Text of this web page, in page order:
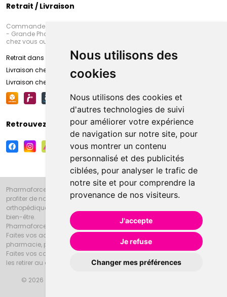
Nous utilisons des
cookies
Nous utilisons des cookies et
d'autres technologies de suivi
pour améliorer votre expérience
de navigation sur notre site, pour
vous montrer un contenu
personnalisé et des publicités
ciblées, pour analyser le trafic de
notre site et pour comprendre la
provenance de nos visiteurs.
J'accepte
Je refuse
Changer mes préférences
Retrait / Livraison
Commandez en ligne et venez chercher votre commande à Amiens
- Grande Pharmacie d’Amiens (Fachon) ou recevez-là rapidement
chez vous ou en point retrait
Retrait dans la pharmacie d’Amiens
Livraison chez vous
Livraison chez votre commerçant
Retrouvez-nous sur vos réseaux sociaux
Pharmaforce.fr et la Grande Pharmacie d’Amiens vous souhaitent de
profiter de notre accueil, de nos conseils pharmaceutiques,
orthopédiques, homéopathiques, parapharmaceutiques, beauté et
bien-être.
Pharmaforce.fr est le site internet de la Grande Pharmacie d’Amiens.
Faites vos achats en ligne grâce à un choix de 20000 références en
pharmacie, parapharmacie, diététique et animaux (vétérinaire).
Faites vos courses de pharmacie et parapharmacie en ligne et venez
les retirer au drive ou vous les faire livrer à domicile.
© 2026 Grande Pharmacie d’Amiens